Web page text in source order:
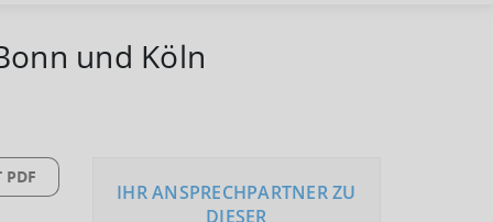
und Köln
PDF
IHR ANSPRECHPARTNER ZU
DIESER